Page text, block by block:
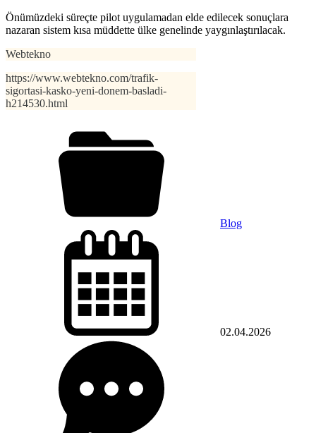
Önümüzdeki süreçte pilot uygulamadan elde edilecek sonuçlara
nazaran sistem kısa müddette ülke genelinde yaygınlaştırılacak.
Webtekno
https://www.webtekno.com/trafik-
sigortasi-kasko-yeni-donem-basladi-
h214530.html
Blog
02.04.2026